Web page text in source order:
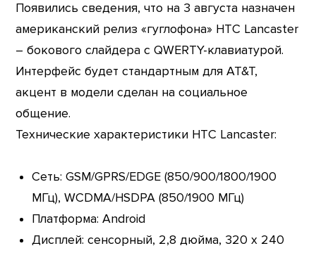
Появились сведения, что на 3 августа назначен
американский релиз «гуглофона» HTC Lancaster
– бокового слайдера с QWERTY-клавиатурой.
Интерфейс будет стандартным для AT&T,
акцент в модели сделан на социальное
общение.
Технические характеристики HTC Lancaster:
Сеть: GSM/GPRS/EDGE (850/900/1800/1900
МГц), WCDMA/HSDPA (850/1900 МГц)
Платформа: Android
Дисплей: сенсорный, 2,8 дюйма, 320 х 240